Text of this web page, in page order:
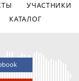
УЧАСТНИКИ
КАТАЛОГ